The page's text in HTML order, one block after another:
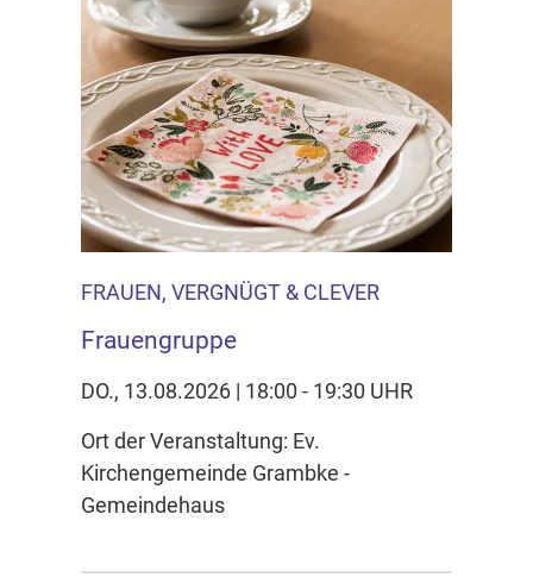
FRAUEN, VERGNÜGT & CLEVER
Frauengruppe
DO., 13.08.2026 | 18:00 - 19:30 UHR
Ort der Veranstaltung: Ev.
Kirchengemeinde Grambke -
Gemeindehaus